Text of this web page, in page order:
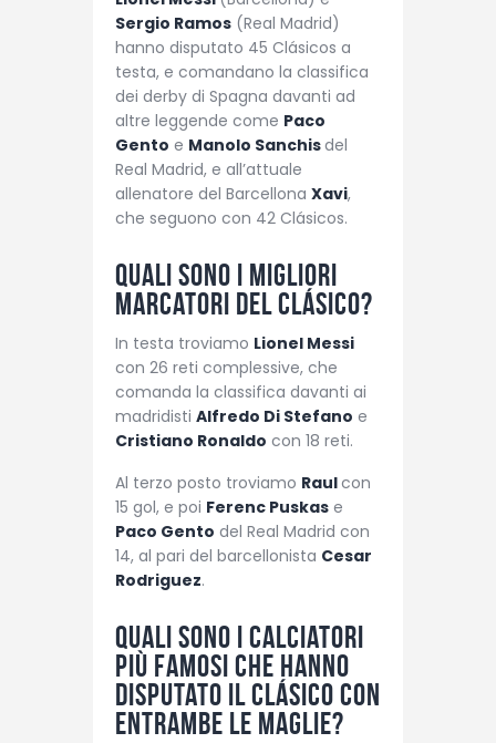
Sergio Ramos (Real Madrid)
hanno disputato 45 Clásicos a
testa, e comandano la classifica
dei derby di Spagna davanti ad
altre leggende come Paco
Gento e Manolo Sanchisdel
Real Madrid, e all’attuale
allenatore del Barcellona Xavi,
che seguono con 42 Clásicos.
Quali sono i migliori
marcatori del Clásico?
In testa troviamo Lionel Messi
con 26 reti complessive, che
comanda la classifica davanti ai
madridisti Alfredo Di Stefano e
Cristiano Ronaldo con 18 reti.
Al terzo posto troviamo Raulcon
15 gol, e poi Ferenc Puskas e
Paco Gento del Real Madrid con
14, al pari del barcellonista Cesar
Rodriguez.
Quali sono i calciatori
più famosi che hanno
disputato il Clásico con
entrambe le maglie?